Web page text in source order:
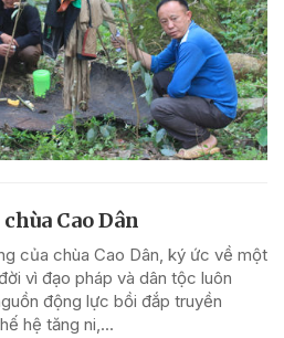
Cao Dân
của chùa Cao Dân, ký ức về một
vì đạo pháp và dân tộc luôn
động lực bồi đắp truyền
hệ tăng ni,...